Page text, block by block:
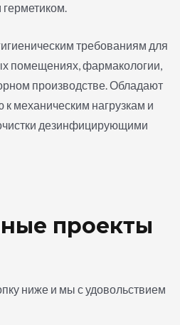
требованиям для
помещениях, фармакологии,
производстве. Обладают
к механическим нагрузкам и
дезинфицирующими
проекты
ниже и мы с удовольствием